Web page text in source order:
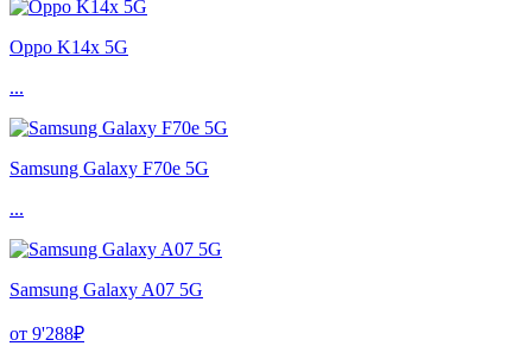
Oppo K14x 5G
...
Samsung Galaxy F70e 5G
...
Samsung Galaxy A07 5G
от 9'288₽